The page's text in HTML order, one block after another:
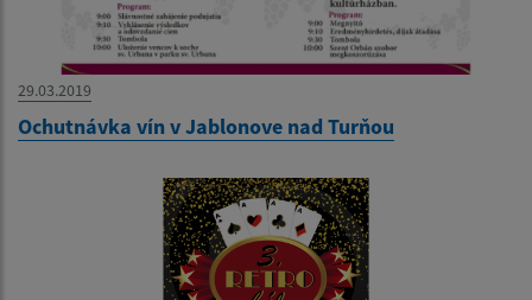
29.03.2019
Ochutnávka vín v Jablonove nad Turňou